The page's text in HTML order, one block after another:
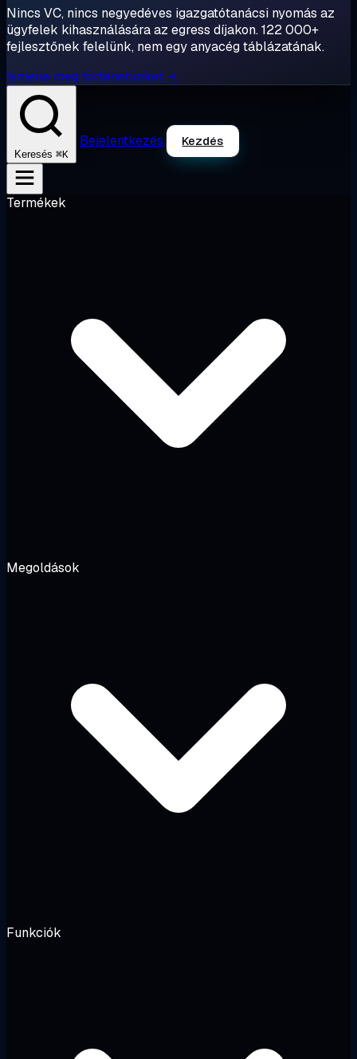
Nincs VC, nincs negyedéves igazgatótanácsi nyomás az
ügyfelek kihasználására az egress díjakon. 122 000+
fejlesztőnek felelünk, nem egy anyacég táblázatának.
Ismerje meg történetünket →
Keresés ⌘K
Bejelentkezés Kezdés
Termékek
Megoldások
Funkciók